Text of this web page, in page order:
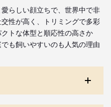
らしい顔立ちで、世界中で非
性が高く、トリミングで多彩
トな体型と順応性の高さか
も飼いやすいのも人気の理由